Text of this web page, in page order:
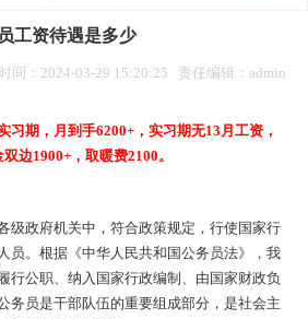
工资待遇是多少
间：2024-03-29 15:20:25 责任编辑：admin
习期，月到手6200+，实习期无13月工资，
边1900+，取暖费2100。
政府机关中，符合政策规定，行使国家行
员。根据《中华人民共和国公务员法》，我
行公职、纳入国家行政编制、由国家财政负
务员是干部队伍的重要组成部分，是社会主